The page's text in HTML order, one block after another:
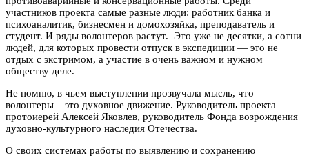
участников проекта самые разные люди: работник банка и
психоаналитик, бизнесмен и домохозяйка, преподаватель и
студент. И ряды волонтеров растут. Это уже не десятки, а сотни
людей, для которых провести отпуск в экспедиции — это не
отдых с экстримом, а участие в очень важном и нужном
обществу деле.
Не помню, в чьем выступлении прозвучала мысль, что
волонтеры – это духовное движение. Руководитель проекта –
протоиерей Алексей Яковлев, руководитель Фонда возрождения
духовно-культурного наследия Отечества.
О своих системах работы по выявлению и сохранению